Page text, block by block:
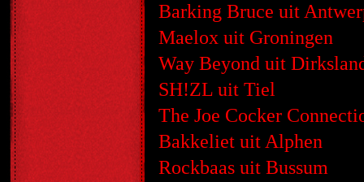
Barking Bruce uit
Maelox uit Groningen
Way Beyond uit
SH!ZL uit Tiel
The Joe Cocker
Bakkeliet uit Alphen
Rockbaas uit Bussum